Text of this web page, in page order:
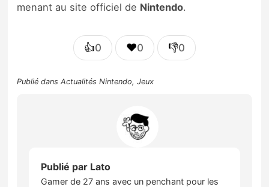
menant au site officiel de Nintendo.
👍0 ❤️0 👎0
Publié dansActualités Nintendo,Jeux
Publié par Lato
Gamer de 27 ans avec un penchant pour les